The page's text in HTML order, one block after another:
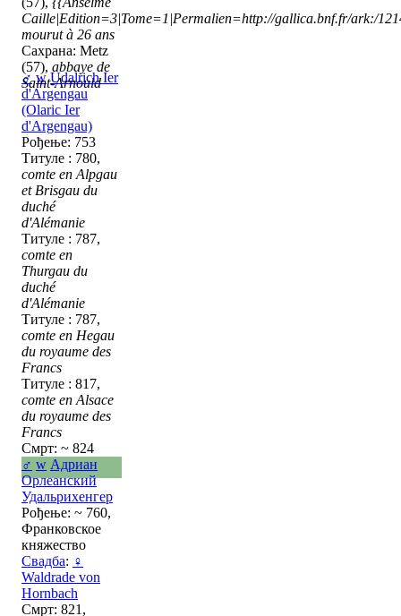
Caille|Edition=3|Tome=1|Permalien=http://gallica.bnf.fr/ark:/
mourut à 26 ans
Сахрана: Metz
(57), abbaye de
Saint-Arnould
♂ w Udalrich Ier
d'Argengau
(Olaric Ier
d'Argengau)
Рођење: 753
Титуле : 780,
comte en Alpgau
et Brisgau du
duché
d'Alémanie
Титуле : 787,
comte en
Thurgau du
duché
d'Alémanie
Титуле : 787,
comte en Hegau
du royaume des
Francs
Титуле : 817,
comte en Alsace
du royaume des
Francs
Смрт: ~ 824
♂ w Адриан
Орлеанский
Удальрихенгер
Рођење: ~ 760,
Франковское
княжество
Свадба: ♀
Waldrade von
Hornbach
Смрт: 821,